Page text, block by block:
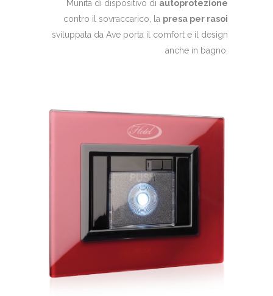
Munita di dispositivo di autoprotezione
contro il sovraccarico, la presa per rasoi
sviluppata da Ave porta il comfort e il design
anche in bagno.